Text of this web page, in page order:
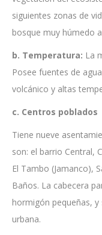
siguientes zonas de
bosque muy húmedo
b. Temperatura: La
Posee fuentes de
volcánico y altas
c. Centros poblados
Tiene nueve
son: el barrio Central,
El Tambo (Jamanco),
Baños. La cabecera
hormigón pequeñas,
urbana.